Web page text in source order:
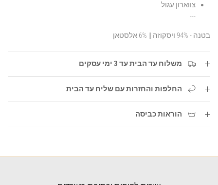
צווארון עגול
---
בטנה - 94% ויסקוזה || 6% אלסטאן
משלוח עד הבית עד 3 ימי עסקים
החלפות והחזרות עם שליח עד הבית
הוראות כביסה